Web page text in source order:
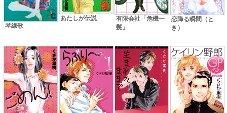
琴線歌
あたしが伝説
有限会社「危機一
髪」
恋降る瞬間（と
き）